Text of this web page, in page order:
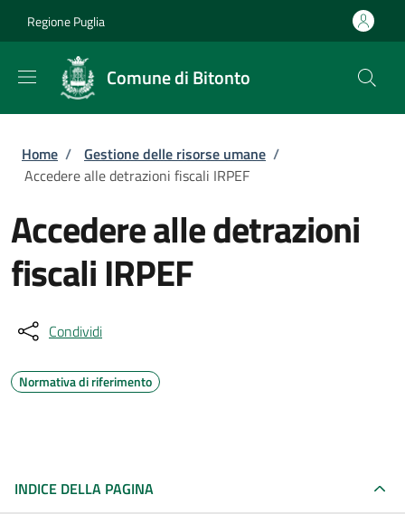
Regione Puglia
Comune di Bitonto
Briciole di pane
Home / Gestione delle risorse umane /
Accedere alle detrazioni fiscali IRPEF
Accedere alle detrazioni
fiscali IRPEF
Condividi
Normativa di riferimento
INDICE DELLA PAGINA